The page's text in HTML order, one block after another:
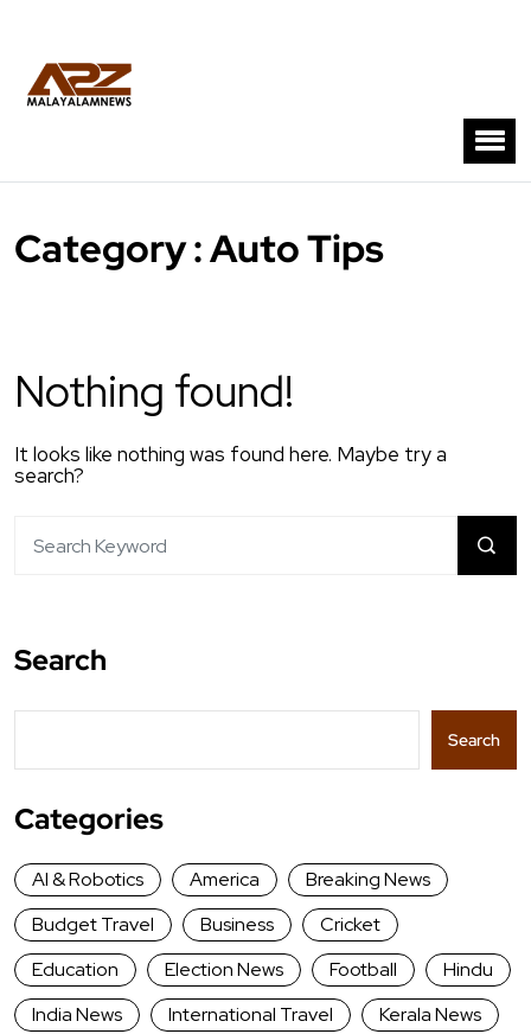
Category : Auto Tips
Nothing found!
It looks like nothing was found here. Maybe try a
search?
Search
Search
Categories
AI & Robotics America
Breaking News
Budget Travel
Business
Cricket
Education
Election News Football
Hindu
India News
International Travel
Kerala News